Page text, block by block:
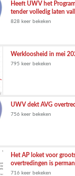
Heeft UWV het
tender volledig laten
828 keer bekeken
Werkloosheid in mei
795 keer bekeken
UWV dekt AVG
756 keer bekeken
Het AP loket voor
overtredingen is
716 keer bekeken